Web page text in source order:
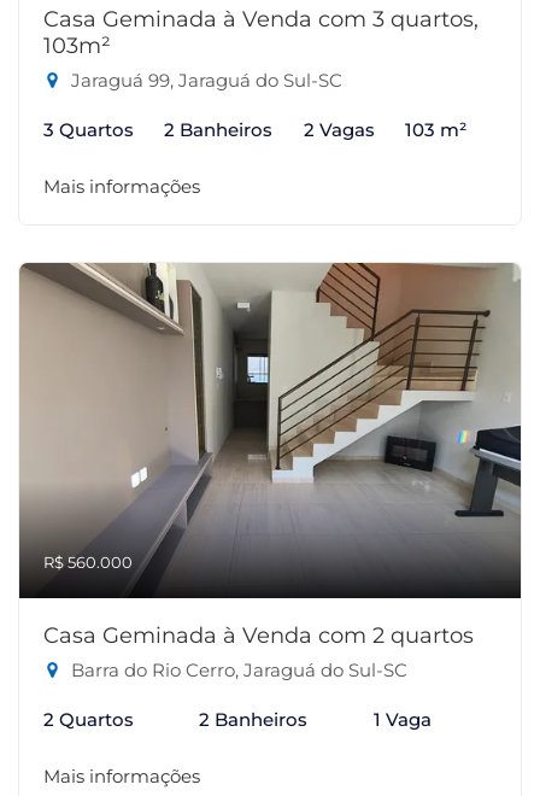
Casa Geminada à Venda com 3 quartos,
103m²
Jaraguá 99, Jaraguá do Sul-SC
3 Quartos 2 Banheiros 2 Vagas 103 m²
Mais informações
R$ 560.000
Casa Geminada à Venda com 2 quartos
Barra do Rio Cerro, Jaraguá do Sul-SC
2 Quartos 2 Banheiros 1 Vaga
Mais informações